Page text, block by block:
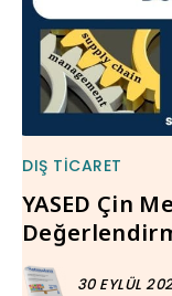
DIŞ TICARET
YASED Çin
30 EYLÜL